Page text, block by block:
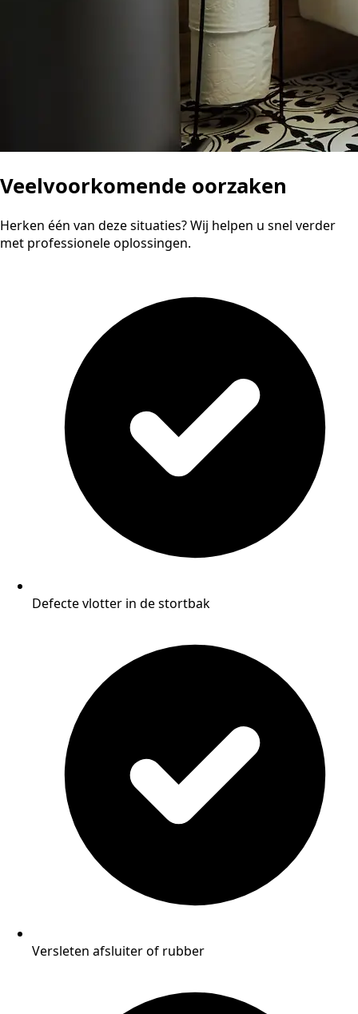
Veelvoorkomende oorzaken
Herken één van deze situaties? Wij helpen u snel verder
met professionele oplossingen.
Defecte vlotter in de stortbak
Versleten afsluiter of rubber